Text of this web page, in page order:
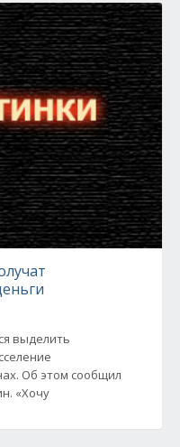
выделить
Об этом сообщил
«Хочу